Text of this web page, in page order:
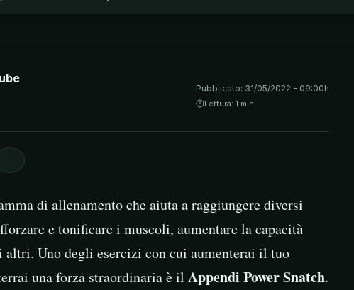
Pubblicato: 31/05/2022 - 09:00h
Lettura: 1 min
di allenamento che aiuta a raggiungere diversi
e tonificare i muscoli, aumentare la capacità
altri. Uno degli esercizi con cui aumenterai il tuo
una forza straordinaria è il Appendi Power Snatch.